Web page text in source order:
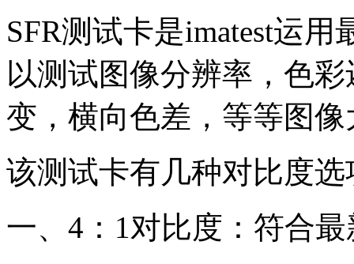
SFR测试卡是imatest运用
以测试图像分辨率，色
变，横向色差，等等图
该测试卡有几种对比度选
一、 4 ： 1对比度：符合最